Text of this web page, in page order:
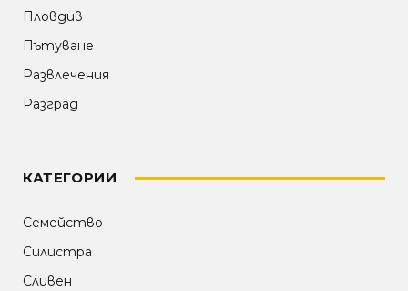
Пловдив
Пътуване
Развлечения
Разград
КАТЕГОРИИ
Семейство
Силистра
Сливен